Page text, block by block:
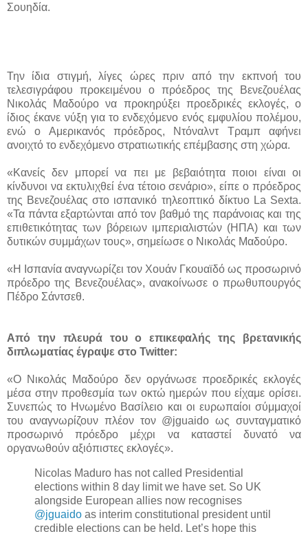
Σουηδία.
Την ίδια στιγμή, λίγες ώρες πριν από την εκπνοή του
τελεσιγράφου προκειμένου ο πρόεδρος της Βενεζουέλας
Νικολάς Μαδούρο να προκηρύξει προεδρικές εκλογές, ο
ίδιος έκανε νύξη για το ενδεχόμενο ενός εμφυλίου πολέμου,
ενώ ο Αμερικανός πρόεδρος, Ντόναλντ Τραμπ αφήνει
ανοιχτό το ενδεχόμενο στρατιωτικής επέμβασης στη χώρα.
«Κανείς δεν μπορεί να πει με βεβαιότητα ποιοι είναι οι
κίνδυνοι να εκτυλιχθεί ένα τέτοιο σενάριο», είπε ο πρόεδρος
της Βενεζουέλας στο ισπανικό τηλεοπτικό δίκτυο La Sexta.
«Τα πάντα εξαρτώνται από τον βαθμό της παράνοιας και της
επιθετικότητας των βόρειων ιμπεριαλιστών (ΗΠΑ) και των
δυτικών συμμάχων τους», σημείωσε ο Νικολάς Μαδούρο.
«Η Ισπανία αναγνωρίζει τον Χουάν Γκουαϊδό ως προσωρινό
πρόεδρο της Βενεζουέλας», ανακοίνωσε ο πρωθυπουργός
Πέδρο Σάντσεθ.
Από την πλευρά του ο επικεφαλής της βρετανικής
διπλωματίας έγραψε στο Twitter:
«Ο Νικολάς Μαδούρο δεν οργάνωσε προεδρικές εκλογές
μέσα στην προθεσμία των οκτώ ημερών που είχαμε ορίσει.
Συνεπώς το Ηνωμένο Βασίλειο και οι ευρωπαίοι σύμμαχοί
του αναγνωρίζουν πλέον τον @jguaido ως συνταγματικό
προσωρινό πρόεδρο μέχρι να καταστεί δυνατό να
οργανωθούν αξιόπιστες εκλογές».
Nicolas Maduro has not called Presidential
elections within 8 day limit we have set. So UK
alongside European allies now recognises
@jguaido as interim constitutional president until
credible elections can be held. Let’s hope this